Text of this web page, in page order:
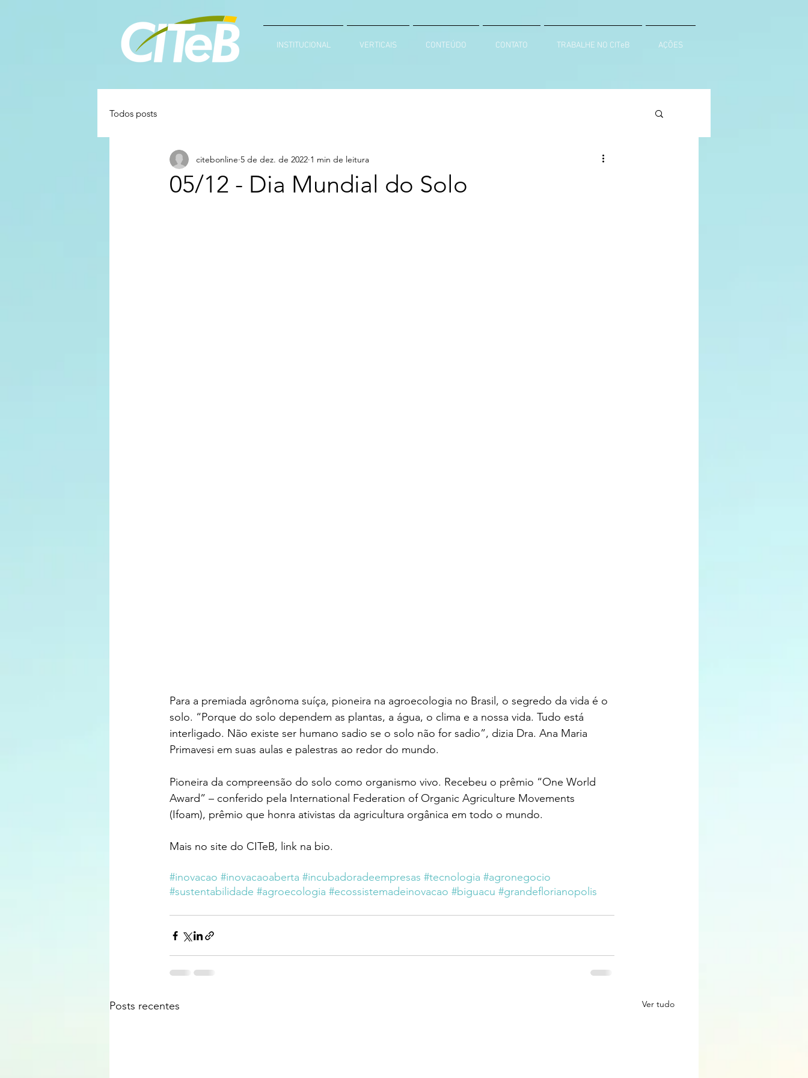
INSTITUCIONAL VERTICAIS CONTEÚDO CONTATO TRABALHE NO CITeB AÇÕES
Todos posts
05/12 - Dia Mundial do Solo
citebonline 5 de dez. de 2022 1 min de leitura
Para a premiada agrônoma suíça, pioneira na agroecologia no Brasil, o segredo da vida é o
solo. “Porque do solo dependem as plantas, a água, o clima e a nossa vida. Tudo está
interligado. Não existe ser humano sadio se o solo não for sadio”, dizia Dra. Ana Maria
Primavesi em suas aulas e palestras ao redor do mundo.
Pioneira da compreensão do solo como organismo vivo. Recebeu o prêmio “One World
Award” – conferido pela International Federation of Organic Agriculture Movements
(Ifoam), prêmio que honra ativistas da agricultura orgânica em todo o mundo.
Mais no site do CITeB, link na bio.
#inovacao #inovacaoaberta #incubadoradeempresas #tecnologia #agronegocio
#sustentabilidade #agroecologia #ecossistemadeinovacao #biguacu #grandeflorianopolis
Posts recentes Ver tudo